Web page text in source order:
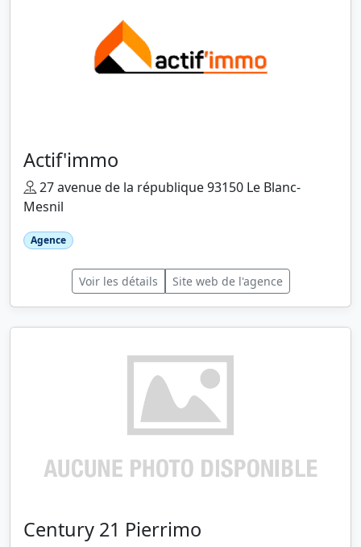
Actif'immo
27 avenue de la république 93150 Le Blanc-
Mesnil
Agence
Voir les détails Site web de l'agence
Century 21 Pierrimo